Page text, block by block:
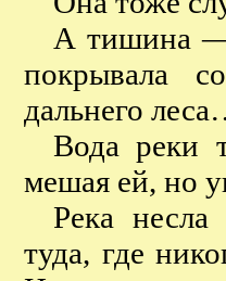
А тишина —
покрывала
дальнего
Вода реки
мешая ей, но
Река
туда, где